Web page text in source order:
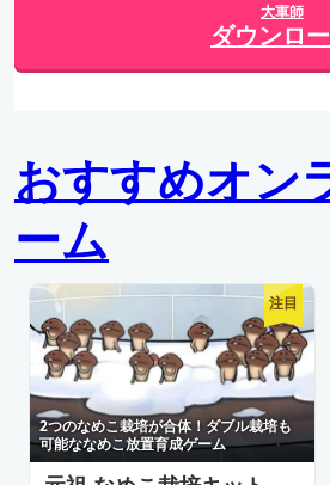
大軍師
ダウンロ
おすすめオン
ーム
2つのなめこ栽培が合体！ダブル栽培も
可能ななめこ放置育成ゲーム
注目